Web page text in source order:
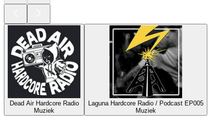
Dead Air Hardcore Radio
Muziek
Laguna Hardcore Radio / Podcast EP005
Muziek